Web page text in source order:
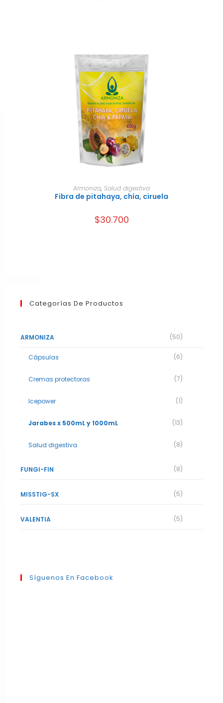
AÑADIR AL CARRITO
Armoniza, Salud digestiva
Fibra de pitahaya, chía, ciruela
$30.700
Categorías De Productos
ARMONIZA (50)
Cápsulas (6)
Cremas protectoras (7)
Icepower (1)
Jarabes x 500mL y 1000mL (13)
Salud digestiva (8)
FUNGI-FIN (8)
MISSTIG-SX (5)
VALENTIA (5)
Síguenos En Facebook